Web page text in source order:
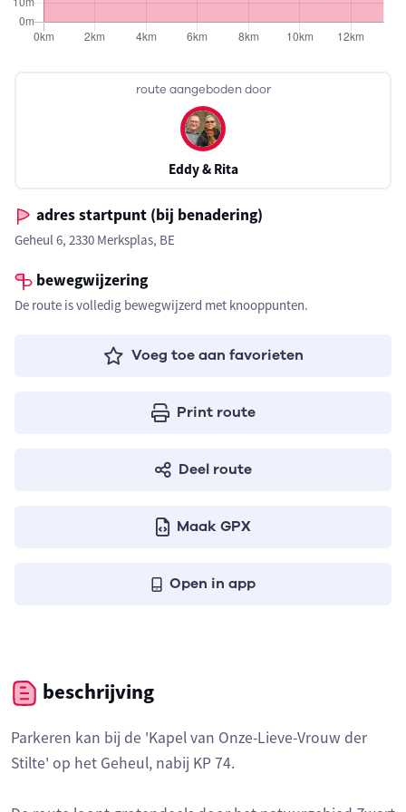
route aangeboden door
Eddy & Rita
adres startpunt (bij benadering)
Geheul 6, 2330 Merksplas, BE
bewegwijzering
De route is volledig bewegwijzerd met knooppunten.
Voeg toe aan favorieten
Print route
Deel route
Maak GPX
Open in app
beschrijving
Parkeren kan bij de 'Kapel van Onze-Lieve-Vrouw der
Stilte' op het Geheul, nabij KP 74.